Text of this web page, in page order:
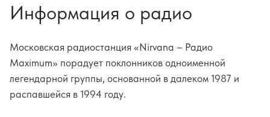
Информация о радио
Московская радиостанция «Nirvana – Радио
Maximum» порадует поклонников одноименной
легендарной группы, основанной в далеком 1987 и
распавшейся в 1994 году.